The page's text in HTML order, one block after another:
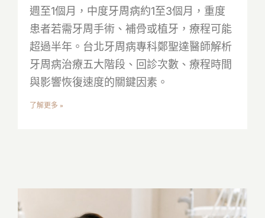
週至1個月，中度牙周病約1至3個月，重度
患者若需牙周手術、補骨或植牙，療程可能
超過半年。台北牙周病專科鄭聖達醫師解析
牙周病治療五大階段、回診次數、療程時間
與影響恢復速度的關鍵因素。
了解更多 »